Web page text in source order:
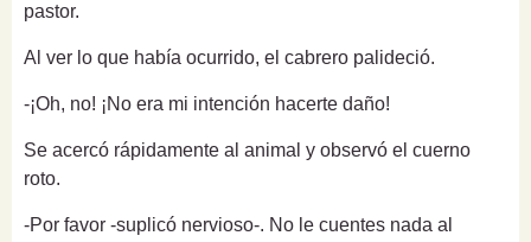
pastor.
Al ver lo que había ocurrido, el cabrero palideció.
-¡Oh, no! ¡No era mi intención hacerte daño!
Se acercó rápidamente al animal y observó el cuerno
roto.
-Por favor -suplicó nervioso-. No le cuentes nada al